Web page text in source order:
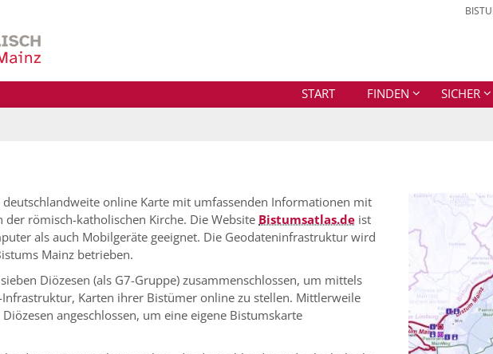
START FINDEN SICHER
deutschlandweite online Karte mit umfassenden Informationen mit
römisch-katholischen Kirche. Die Website Bistumsatlas.de ist
als auch Mobilgeräte geeignet. Die Geodateninfrastruktur wird
Mainz betrieben.
Diözesen (als G7-Gruppe) zusammenschlossen, um mittels
Infrastruktur, Karten ihrer Bistümer online zu stellen. Mittlerweile
angeschlossen, um eine eigene Bistumskarte